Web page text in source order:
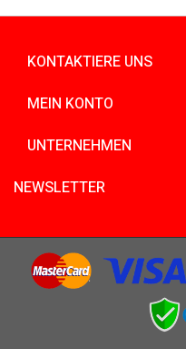
KONTAKTIERE UNS
MEIN KONTO
UNTERNEHMEN
NEWSLETTER